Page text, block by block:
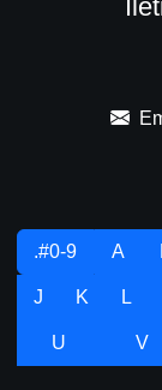
.#0-9 A
J K L
U V